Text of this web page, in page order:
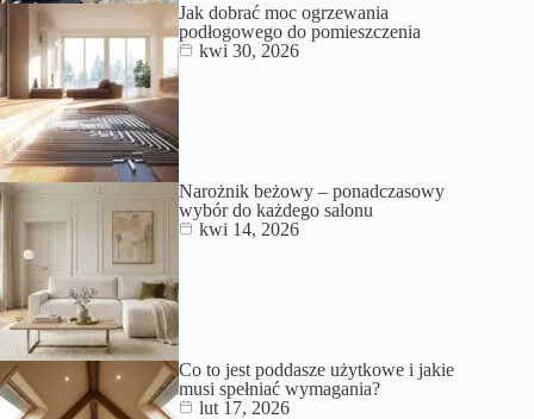
Jak dobrać moc ogrzewania
podłogowego do pomieszczenia
kwi 30, 2026
Narożnik beżowy – ponadczasowy
wybór do każdego salonu
kwi 14, 2026
Co to jest poddasze użytkowe i jakie
musi spełniać wymagania?
lut 17, 2026